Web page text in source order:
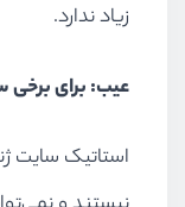
زیاد ندارد.
عیب: برای برخی
استاتیک سایت